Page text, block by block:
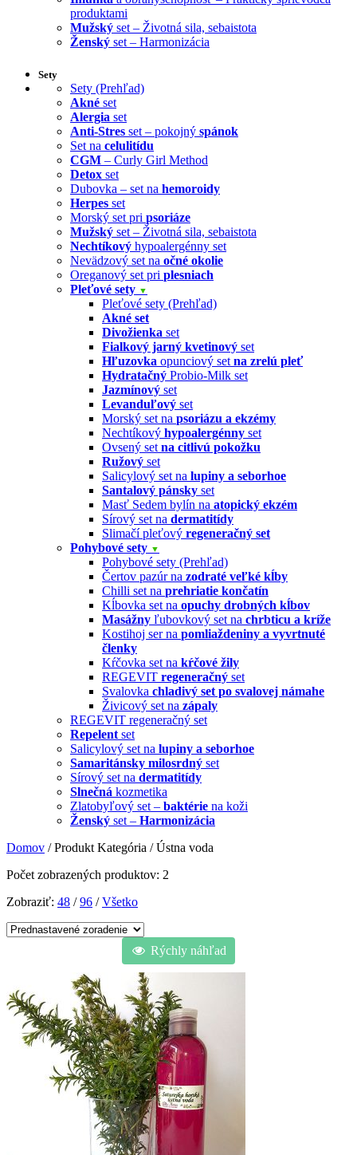
produktami
Mužský set – Životná sila, sebaistota
Ženský set – Harmonizácia
Sety
Sety (Prehľad)
Akné set
Alergia set
Anti-Stres set – pokojný spánok
Set na celulitídu
CGM – Curly Girl Method
Detox set
Dubovka – set na hemoroidy
Herpes set
Morský set pri psoriáze
Mužský set – Životná sila, sebaistota
Nechtíkový hypoalergénny set
Nevädzový set na očné okolie
Oreganový set pri plesniach
Pleťové sety ▼
Pleťové sety (Prehľad)
Akné set
Divožienka set
Fialkový jarný kvetinový set
Hľuzovka opunciový set na zrelú pleť
Hydratačný Probio-Milk set
Jazmínový set
Levanduľový set
Morský set na psoriázu a ekzémy
Nechtíkový hypoalergénny set
Ovsený set na citlivú pokožku
Ružový set
Salicylový set na lupiny a seborhoe
Santalový pánsky set
Masť Sedem bylín na atopický ekzém
Sírový set na dermatitídy
Slimačí pleťový regeneračný set
Pohybové sety ▼
Pohybové sety (Prehľad)
Čertov pazúr na zodraté veľké kĺby
Chilli set na prehriatie končatín
Kĺbovka set na opuchy drobných kĺbov
Masážny ľubovkový set na chrbticu a kríže
Kostihoj ser na pomliaždeniny a vyvrtnuté
členky
Kŕčovka set na kŕčové žily
REGEVIT regeneračný set
Svalovka chladivý set po svalovej námahe
Živicový set na zápaly
REGEVIT regeneračný set
Repelent set
Salicylový set na lupiny a seborhoe
Samaritánsky milosrdný set
Sírový set na dermatitídy
Slnečná kozmetika
Zlatobyľový set – baktérie na koži
Ženský set – Harmonizácia
Domov / Produkt Kategória / Ústna voda
Počet zobrazených produktov: 2
Zobraziť: 48 /96 /Všetko
Rýchly náhľad